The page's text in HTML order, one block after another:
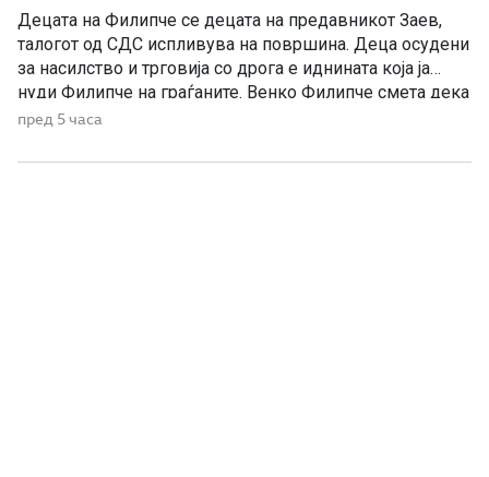
Децата на Филипче се децата на предавникот Заев,
талогот од СДС испливува на површина. Деца осудени
за насилство и трговија со дрога е иднината која ја
нуди Филипче на граѓаните. Венко Филипче смета дека
со насилници и лица корисници на наркотични
Христијан Ефтимов внук на Заеви, […]
пред 5 часа